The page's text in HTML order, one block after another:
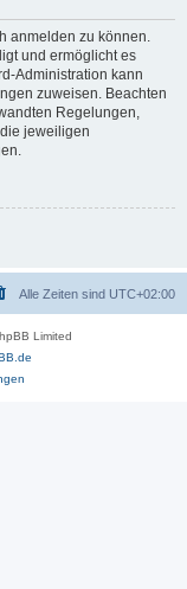
anmelden zu können.
und ermöglicht es
Administration kann
zuweisen. Beachten
Regelungen,
jeweiligen
Alle Zeiten sind UTC+02:00
Limited